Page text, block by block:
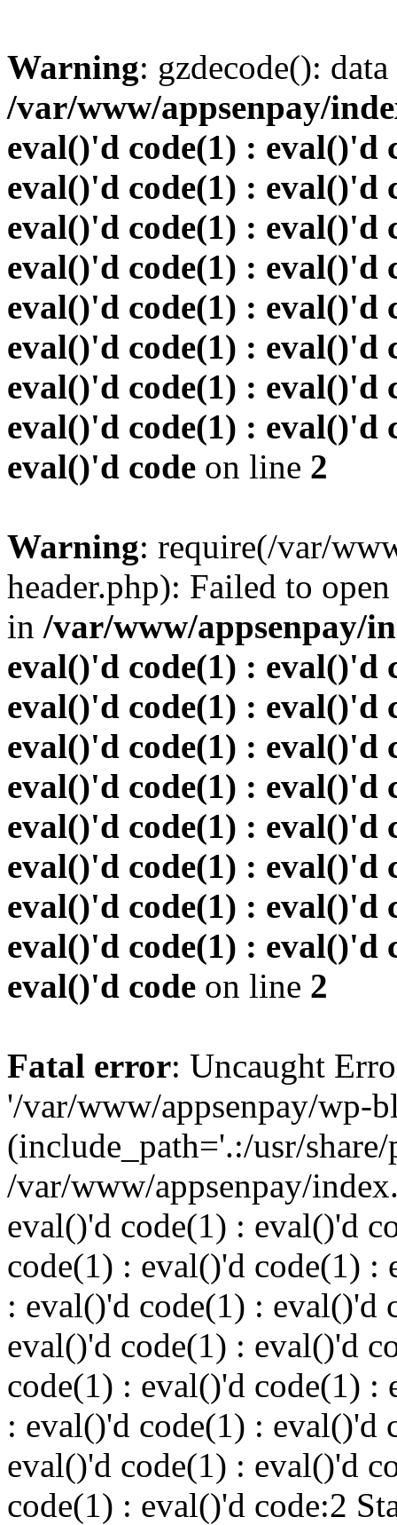
Warning: gzdecode():
/var/www/appsenpay/
eval()'d code(1) : eval()'d
eval()'d code(1) : eval()'d
eval()'d code(1) : eval()'d
eval()'d code(1) : eval()'d
eval()'d code(1) : eval()'d
eval()'d code(1) : eval()'d
eval()'d code(1) : eval()'d
eval()'d code(1) : eval()'d
eval()'d code on line 2
Warning: require(/var/
header.php): Failed to
in /var/www/appsenpay/
eval()'d code(1) : eval()'d
eval()'d code(1) : eval()'d
eval()'d code(1) : eval()'d
eval()'d code(1) : eval()'d
eval()'d code(1) : eval()'d
eval()'d code(1) : eval()'d
eval()'d code(1) : eval()'d
eval()'d code(1) : eval()'d
eval()'d code on line 2
Fatal error: Uncaught
'/var/www/appsenpay/wp-
(include_path='.:/usr/
/var/www/appsenpay/
eval()'d code(1) : eval()'d
code(1) : eval()'d code(1) :
: eval()'d code(1) : eval()'d
eval()'d code(1) : eval()'d
code(1) : eval()'d code(1) :
: eval()'d code(1) : eval()'d
eval()'d code(1) : eval()'d
code(1) : eval()'d code:2